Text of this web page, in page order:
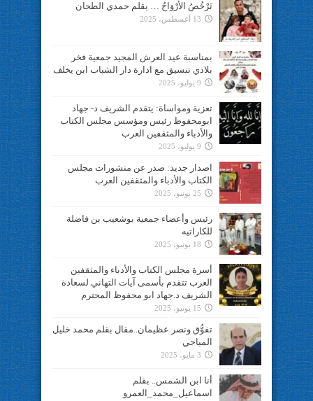
تَرْخُصُ الأَرْوَاحُ … بقلم حمدي الطحان
13 أغسطس، 2025
بمناسبة عيد العرش المجيد جمعية فخر
بلادي تنسيق مع ادارة دار الشباب ابن يخلف
9 يوليو، 2025
تعزية ومواساة: يتقدم الشريف د- جهاد
ابومحفوظ رئيس ومؤسس مجلس الكتاب
والأدباء والمثقفين العرب
9 يوليو، 2025
اصدار جديد: صدر عن منشورات مجلس
الكتاب والأدباء والمثقفين العرب
25 يونيو، 2025
رئيس وأعضاء جمعية بوشعيب بن فاضلة
للكاراتيه
18 يونيو، 2025
أسرة مجلس الكتاب والأدباء والمثقفين
العرب تتقدم بأسمى آيات التهاني لسعادة
الشريف د.جهاد ابو محفوظ المحترم
15 يونيو، 2025
تفوُّق ونصر عظيمان..مقال بقلم محمد خليل
المياحي
3 مايو، 2025
أنا ابن الشمس.. بقلم
اسماعيل_محمد_العمرو